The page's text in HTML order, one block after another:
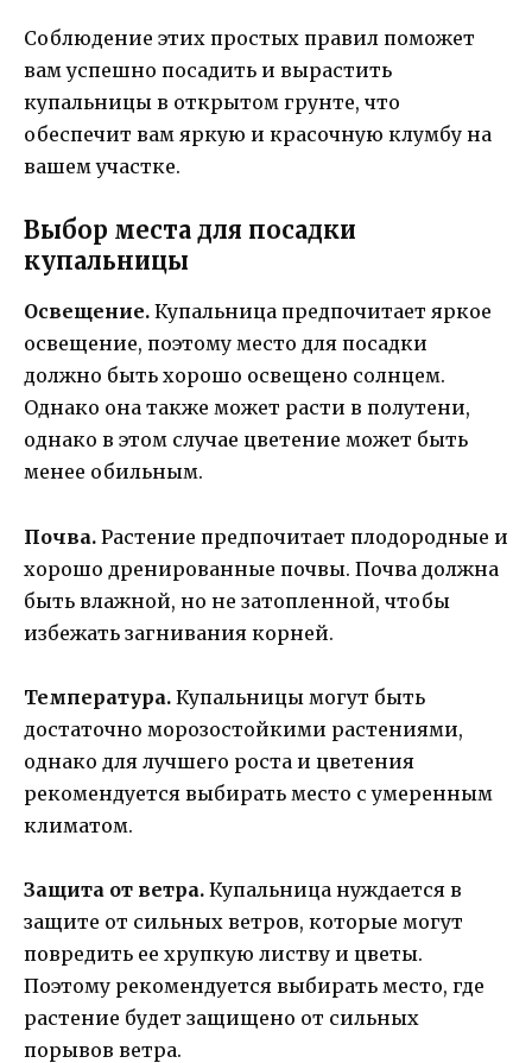
Соблюдение этих простых правил поможет
вам успешно посадить и вырастить
купальницы в открытом грунте, что
обеспечит вам яркую и красочную клумбу на
вашем участке.
Выбор места для посадки
купальницы
Освещение. Купальница предпочитает яркое
освещение, поэтому место для посадки
должно быть хорошо освещено солнцем.
Однако она также может расти в полутени,
однако в этом случае цветение может быть
менее обильным.
Почва. Растение предпочитает плодородные и
хорошо дренированные почвы. Почва должна
быть влажной, но не затопленной, чтобы
избежать загнивания корней.
Температура. Купальницы могут быть
достаточно морозостойкими растениями,
однако для лучшего роста и цветения
рекомендуется выбирать место с умеренным
климатом.
Защита от ветра. Купальница нуждается в
защите от сильных ветров, которые могут
повредить ее хрупкую листву и цветы.
Поэтому рекомендуется выбирать место, где
растение будет защищено от сильных
порывов ветра.